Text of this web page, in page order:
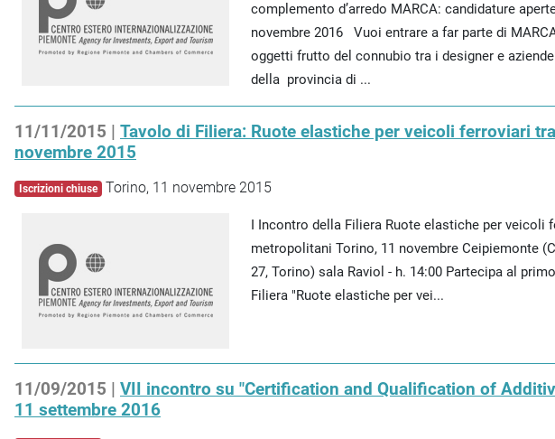
complemento d’arredo MARCA: candidature
novembre 2016 Vuoi entrare a far parte di
oggetti frutto del connubio tra i designer e
della provincia di ...
11/11/2015 | Tavolo di Filiera: Ruote elastiche per veicoli ferroviari
novembre 2015
Iscrizioni chiuse Torino, 11 novembre 2015
I Incontro della Filiera Ruote elastiche per veicoli
metropolitani Torino, 11 novembre Ceipiemonte
27, Torino) sala Raviol - h. 14:00 Partecipa al
Filiera "Ruote elastiche per vei...
11/09/2015 | VII incontro su "Certification and Qualification of
11 settembre 2016